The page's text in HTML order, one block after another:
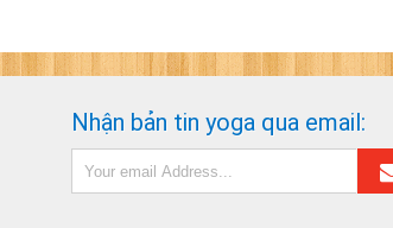
Nhận bản tin yoga qua email: